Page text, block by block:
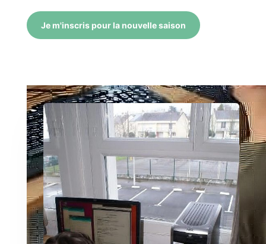
Je m'inscris pour la nouvelle saison